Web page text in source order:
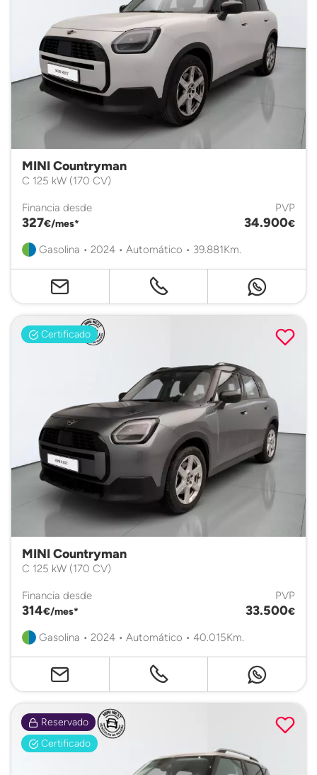
MINI Countryman
C 125 kW (170 CV)
Financia desde
327€/mes*
PVP
34.900€
Gasolina • 2024 • Automático • 39.881Km.
Certificado
MINI Countryman
C 125 kW (170 CV)
Financia desde
314€/mes*
PVP
33.500€
Gasolina • 2024 • Automático • 40.015Km.
Reservado
Certificado